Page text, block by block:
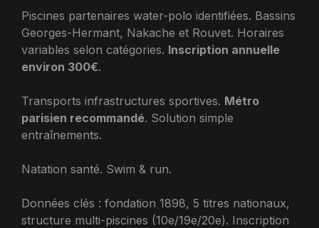
Piscines partenaires water-polo identifiées. Bassins
Georges-Hermant, Nakache et Rouvet. Horaires
variables selon catégories. Inscription annuelle
environ 300€.
Transports infrastructures sportives. Métro
parisien recommandé. Solution simple
entraînements.
Natation santé. Swim & run.
Données clés : fondation 1898, 5 titres nationaux,
structure multi-piscines (10e/19e/20e). Inscription